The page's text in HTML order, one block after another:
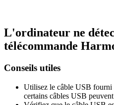
L'ordinateur ne
télécommande
Conseils utiles
Utilisez le câble USB fourni
certains câbles USB